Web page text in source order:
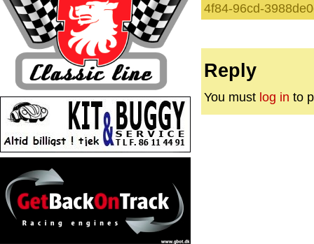
4f84-96cd-
Reply
You must log in to